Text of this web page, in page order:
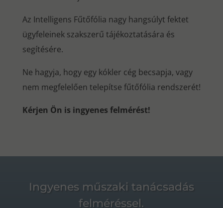
Az Intelligens Fűtőfólia nagy hangsúlyt fektet
ügyfeleinek szakszerű tájékoztatására és
segítésére.
Ne hagyja, hogy egy kókler cég becsapja, vagy
nem megfelelően telepítse fűtőfólia rendszerét!
Kérjen Ön is ingyenes felmérést!
Ingyenes műszaki tanácsadás
felméréssel.